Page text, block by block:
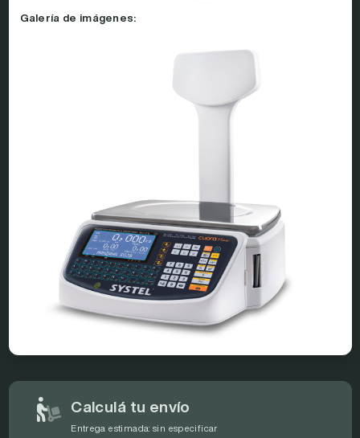
Galería de imágenes:
Calculá tu envío
Entrega estimada:sin especificar